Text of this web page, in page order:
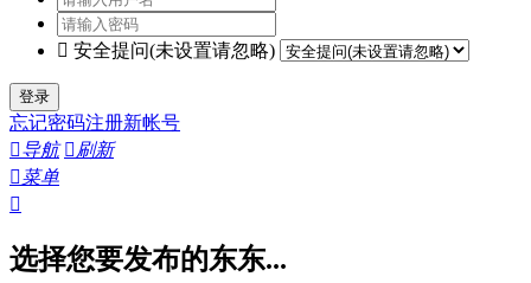
 安全提问(未设置请忽略)
登录
忘记密码注册新帐号
导航 刷新
菜单

选择您要发布的东东...